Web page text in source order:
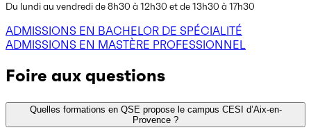
Du lundi au vendredi de 8h30 à 12h30 et de 13h30 à 17h30
ADMISSIONS EN BACHELOR DE SPÉCIALITÉ
ADMISSIONS EN MASTÈRE PROFESSIONNEL
Foire aux questions
Quelles formations en QSE propose le campus CESI d’Aix-en-
Provence ?